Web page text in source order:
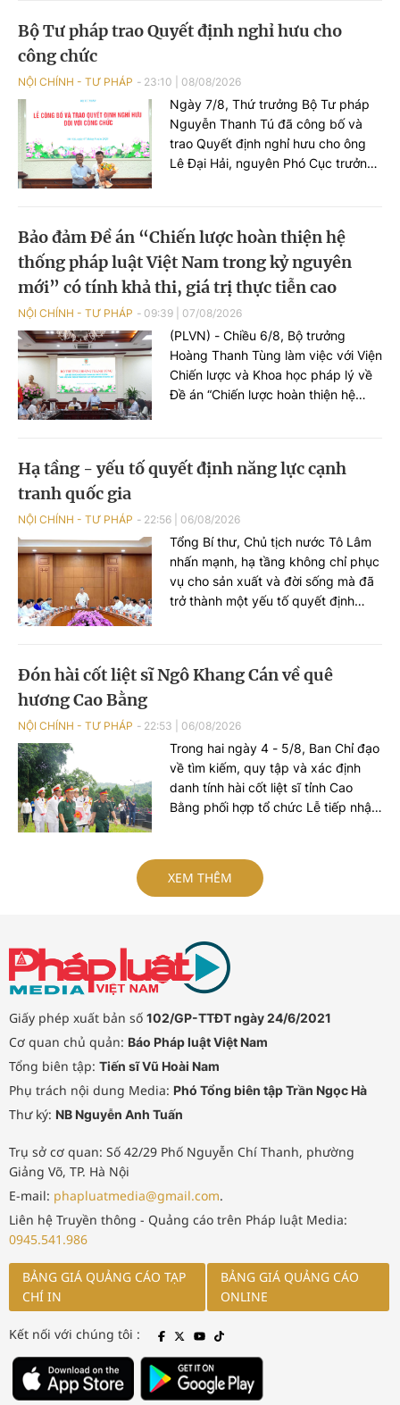
Bộ Tư pháp trao Quyết định nghỉ hưu cho
công chức
NỘI CHÍNH - TƯ PHÁP 23:10 08/08/2026
Ngày 7/8, Thứ trưởng Bộ Tư pháp
Nguyễn Thanh Tú đã công bố và
trao Quyết định nghỉ hưu cho ông
Lê Đại Hải, nguyên Phó Cục trưởng
Bảo đảm Đề án “Chiến lược hoàn thiện hệ
thống pháp luật Việt Nam trong kỷ nguyên
mới” có tính khả thi, giá trị thực tiễn cao
NỘI CHÍNH - TƯ PHÁP 09:39 07/08/2026
(PLVN) - Chiều 6/8, Bộ trưởng
Hoàng Thanh Tùng làm việc với Viện
Chiến lược và Khoa học pháp lý về
Đề án “Chiến lược hoàn thiện hệ
Hạ tầng - yếu tố quyết định năng lực cạnh
tranh quốc gia
NỘI CHÍNH - TƯ PHÁP 22:56 06/08/2026
Tổng Bí thư, Chủ tịch nước Tô Lâm
nhấn mạnh, hạ tầng không chỉ phục
vụ cho sản xuất và đời sống mà đã
trở thành một yếu tố quyết định
để phát triển năng lực sản xuất
Đón hài cốt liệt sĩ Ngô Khang Cán về quê
hương Cao Bằng
NỘI CHÍNH - TƯ PHÁP 22:53 06/08/2026
Trong hai ngày 4 - 5/8, Ban Chỉ đạo
về tìm kiếm, quy tập và xác định
danh tính hài cốt liệt sĩ tỉnh Cao
Bằng phối hợp tổ chức Lễ tiếp nhận
Lễ truy điệu và an táng tại Nghĩa
trang liệt sĩ Nguyên Bình, xã
XEM THÊM
Giấy phép xuất bản số 102/GP-TTĐT ngày 24/6/2021
Cơ quan chủ quản: Báo Pháp luật Việt Nam
Tổng biên tập: Tiến sĩ Vũ Hoài Nam
Phụ trách nội dung Media: Phó Tổng biên tập Trần Ngọc Hà
Thư ký: NB Nguyễn Anh Tuấn
Trụ sở cơ quan: Số 42/29 Phố Nguyễn Chí Thanh, phường
Giảng Võ, TP. Hà Nội
E-mail: phapluatmedia@gmail.com.
Liên hệ Truyền thông - Quảng cáo trên Pháp luật Media:
0945.541.986
BẢNG GIÁ QUẢNG CÁO TẠP
CHÍ IN
BẢNG GIÁ QUẢNG CÁO
ONLINE
Kết nối với chúng tôi :